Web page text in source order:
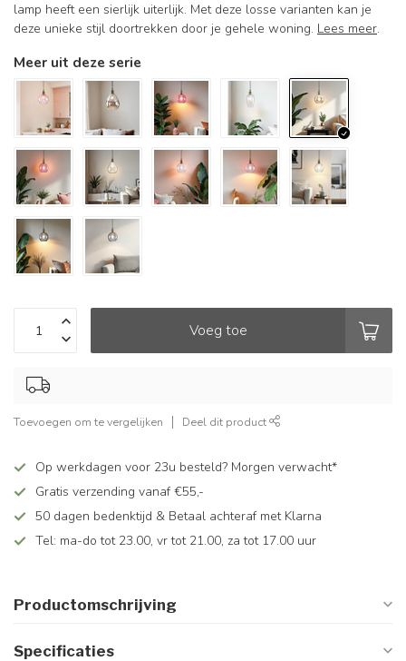
lamp heeft een sierlijk uiterlijk. Met deze losse varianten kan je
deze unieke stijl doortrekken door je gehele woning. Lees meer.
Meer uit deze serie
Voeg toe
Toevoegen om te vergelijken Deel dit product
Op werkdagen voor 23u besteld? Morgen verwacht*
Gratis verzending vanaf €55,-
50 dagen bedenktijd & Betaal achteraf met Klarna
Tel: ma-do tot 23.00, vr tot 21.00, za tot 17.00 uur
Productomschrijving
Specificaties